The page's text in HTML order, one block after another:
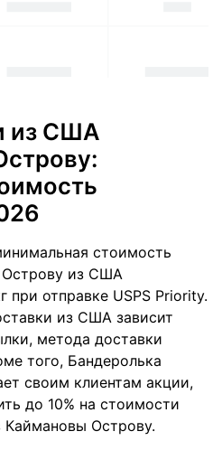
из США
стоимость
из США
при отправке USPS Priority.
из США зависит
метода доставки
того, Бандеролька
своим клиентам акции,
до 10% на стоимости
Острову.